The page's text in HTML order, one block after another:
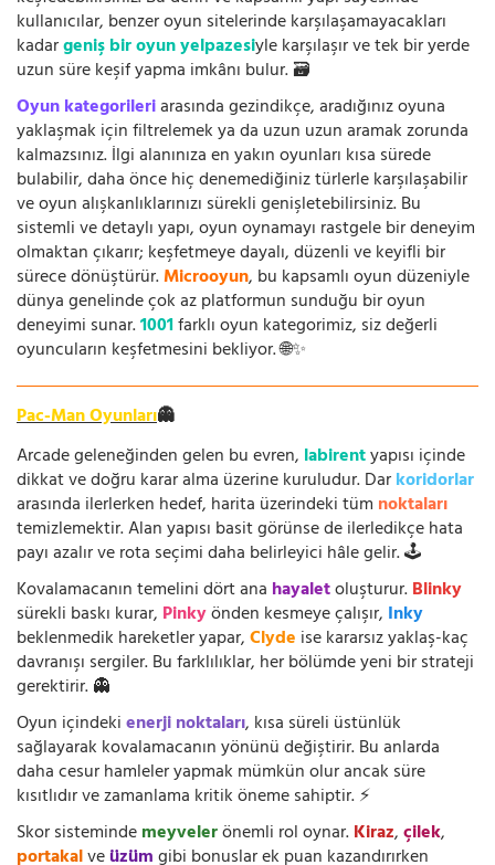
kullanıcılar, benzer oyun sitelerinde karşılaşamayacakları
kadargeniş bir oyun yelpazesiyle karşılaşır ve tek bir yerde
uzun süre keşif yapma imkânı bulur. 🗃️
Oyun kategorileriarasında gezindikçe, aradığınız oyuna
yaklaşmak için filtrelemek ya da uzun uzun aramak zorunda
kalmazsınız. İlgi alanınıza en yakın oyunları kısa sürede
bulabilir, daha önce hiç denemediğiniz türlerle karşılaşabilir
ve oyun alışkanlıklarınızı sürekli genişletebilirsiniz. Bu
sistemli ve detaylı yapı, oyun oynamayı rastgele bir deneyim
olmaktan çıkarır; keşfetmeye dayalı, düzenli ve keyifli bir
sürece dönüştürür.Microoyun, bu kapsamlı oyun düzeniyle
dünya genelinde çok az platformun sunduğu bir oyun
deneyimi sunar.1001farklı oyun kategorimiz, siz değerli
oyuncuların keşfetmesini bekliyor. 🌐✨
Pac-Man Oyunları👻
Arcade geleneğinden gelen bu evren, labirentyapısı içinde
dikkat ve doğru karar alma üzerine kuruludur. Darkoridorlar
arasında ilerlerken hedef, harita üzerindeki tüm noktaları
temizlemektir. Alan yapısı basit görünse de ilerledikçe hata
payı azalır ve rota seçimi daha belirleyici hâle gelir. 🕹️
Kovalamacanın temelini dört ana hayaletoluşturur.Blinky
sürekli baskı kurar, Pinkyönden kesmeye çalışır, Inky
beklenmedik hareketler yapar,Clyde ise kararsız yaklaş-kaç
davranışı sergiler. Bu farklılıklar, her bölümde yeni bir strateji
gerektirir. 👻
Oyun içindekienerji noktaları, kısa süreli üstünlük
sağlayarak kovalamacanın yönünü değiştirir. Bu anlarda
daha cesur hamleler yapmak mümkün olur ancak süre
kısıtlıdır ve zamanlama kritik öneme sahiptir. ⚡
Skor sistemindemeyvelerönemli rol oynar.Kiraz,çilek,
portakalveüzümgibi bonuslar ek puan kazandırırken